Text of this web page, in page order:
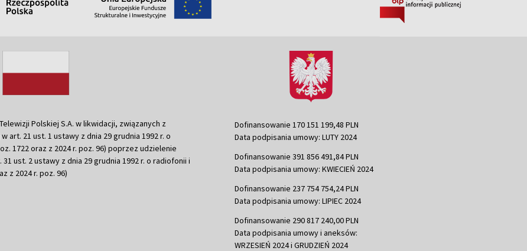
Polskiej S.A. w likwidacji, związanych z
art. 21 ust. 1 ustawy z dnia 29 grudnia 1992 r. o
1722 oraz z 2024 r. poz. 96) poprzez udzielenie
ust. 2 ustawy z dnia 29 grudnia 1992 r. o radiofonii i
z 2024 r. poz. 96)
Dofinansowanie 170 151 199,48 PLN
Data podpisania umowy: LUTY 2024
Dofinansowanie 391 856 491,84 PLN
Data podpisania umowy: KWIECIEŃ 2024
Dofinansowanie 237 754 754,24 PLN
Data podpisania umowy: LIPIEC 2024
Dofinansowanie 290 817 240,00 PLN
Data podpisania umowy i aneksów:
WRZESIEŃ 2024 i GRUDZIEŃ 2024